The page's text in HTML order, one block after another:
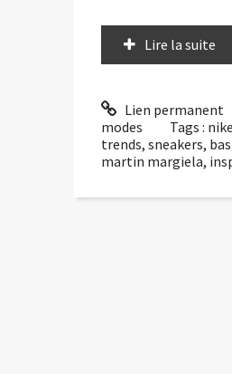
Lire la suite
Lien permanent
modes
Tags : nike
trends, sneakers,
martin margiela,